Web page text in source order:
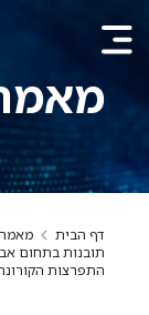
דף הבית
תובנות בתחום
התפרצות